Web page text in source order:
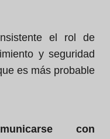
el rol de
y seguridad
es más probable
con